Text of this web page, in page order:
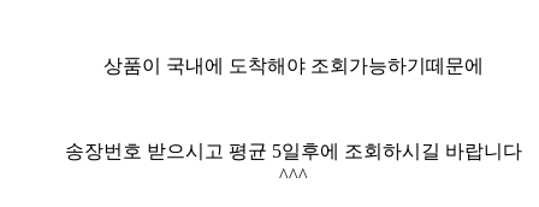
상품이 국내에 도착해야 조회가능하기떼문에
송장번호 받으시고 평균 5일후에 조회하시길 바랍니다
^^^